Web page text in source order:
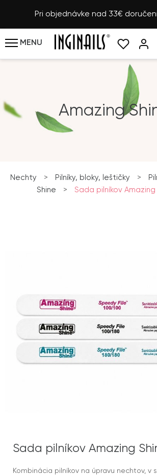
Pri objednávke nad 33€
MENU
Amazing
Nechty > Pilníky, bloky, leštičky >
Shine
> Sada pilníkov Amazing
Sada pilníkov Amazing
Kombinácia pilníkov na úpravu nechtov, v